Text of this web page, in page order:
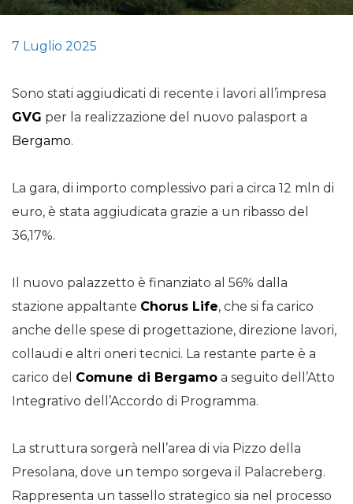
7 Luglio 2025
Sono stati aggiudicati di recente i lavori all’impresa
GVG per la realizzazione del nuovo palasport a
Bergamo.
La gara, di importo complessivo pari a circa 12 mln di
euro, è stata aggiudicata grazie a un ribasso del
36,17%.
Il nuovo palazzetto è finanziato al 56% dalla
stazione appaltante Chorus Life, che si fa carico
anche delle spese di progettazione, direzione lavori,
collaudi e altri oneri tecnici. La restante parte è a
carico del Comune di Bergamo a seguito dell’Atto
Integrativo dell’Accordo di Programma.
La struttura sorgerà nell’area di via Pizzo della
Presolana, dove un tempo sorgeva il Palacreberg.
Rappresenta un tassello strategico sia nel processo